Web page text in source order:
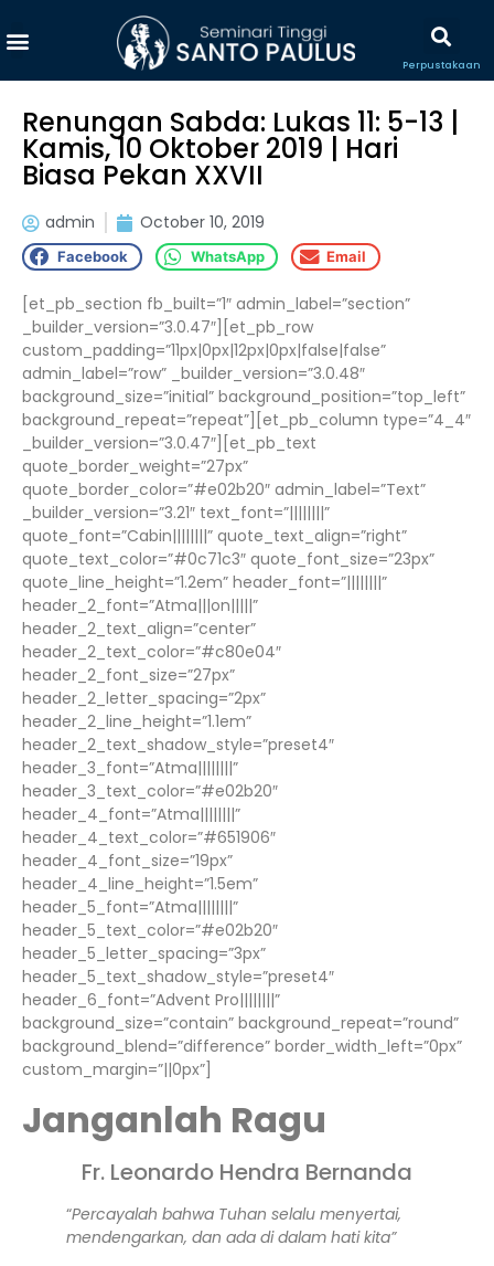
Perpustakaan
Renungan Sabda: Lukas 11: 5-13 |
Kamis, 10 Oktober 2019 | Hari
Biasa Pekan XXVII
admin October 10, 2019
Facebook WhatsApp Email
[et_pb_section fb_built=”1″ admin_label=”section”
_builder_version=”3.0.47″][et_pb_row
custom_padding=”11px|0px|12px|0px|false|false”
admin_label=”row” _builder_version=”3.0.48″
background_size=”initial” background_position=”top_left”
background_repeat=”repeat”][et_pb_column type=”4_4″
_builder_version=”3.0.47″][et_pb_text
quote_border_weight=”27px”
quote_border_color=”#e02b20″ admin_label=”Text”
_builder_version=”3.21″ text_font=”||||||||”
quote_font=”Cabin||||||||” quote_text_align=”right”
quote_text_color=”#0c71c3″ quote_font_size=”23px”
quote_line_height=”1.2em” header_font=”||||||||”
header_2_font=”Atma|||on|||||”
header_2_text_align=”center”
header_2_text_color=”#c80e04″
header_2_font_size=”27px”
header_2_letter_spacing=”2px”
header_2_line_height=”1.1em”
header_2_text_shadow_style=”preset4″
header_3_font=”Atma||||||||”
header_3_text_color=”#e02b20″
header_4_font=”Atma||||||||”
header_4_text_color=”#651906″
header_4_font_size=”19px”
header_4_line_height=”1.5em”
header_5_font=”Atma||||||||”
header_5_text_color=”#e02b20″
header_5_letter_spacing=”3px”
header_5_text_shadow_style=”preset4″
header_6_font=”Advent Pro||||||||”
background_size=”contain” background_repeat=”round”
background_blend=”difference” border_width_left=”0px”
custom_margin=”||0px”]
Janganlah Ragu
Fr. Leonardo Hendra Bernanda
“Percayalah bahwa Tuhan selalu menyertai,
mendengarkan, dan ada di dalam hati kita”